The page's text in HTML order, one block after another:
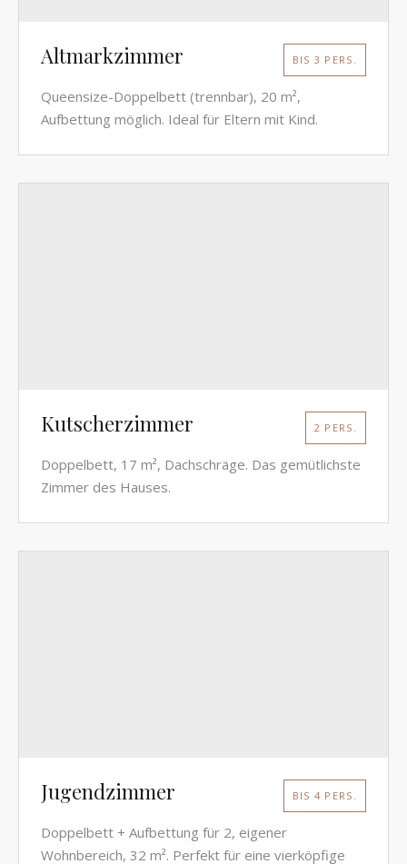
Altmarkzimmer BIS 3 PERS.
Queensize-Doppelbett (trennbar), 20 m²,
Aufbettung möglich. Ideal für Eltern mit Kind.
Kutscherzimmer 2 PERS.
Doppelbett, 17 m², Dachschräge. Das gemütlichste
Zimmer des Hauses.
Jugendzimmer BIS 4 PERS.
Doppelbett + Aufbettung für 2, eigener
Wohnbereich, 32 m². Perfekt für eine vierköpfige